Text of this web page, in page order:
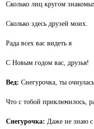
Сколько лиц кругом
Сколько здесь друзей моих.
Рада всех вас видеть я
С Новым годом вас, друзья!
Вед: Снегурочка, ты
Что с тобой приключилось,
Снегурочка: Даже не знаю с